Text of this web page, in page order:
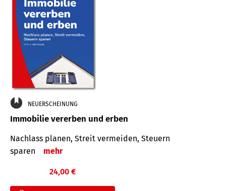
NEUERSCHEINUNG
Immobilie vererben und erben
Nachlass planen, Streit vermeiden, Steuern
sparen
mehr
24,00 €